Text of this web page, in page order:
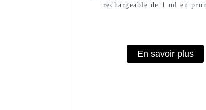
rechargeable de 1 ml en
En savoir plus